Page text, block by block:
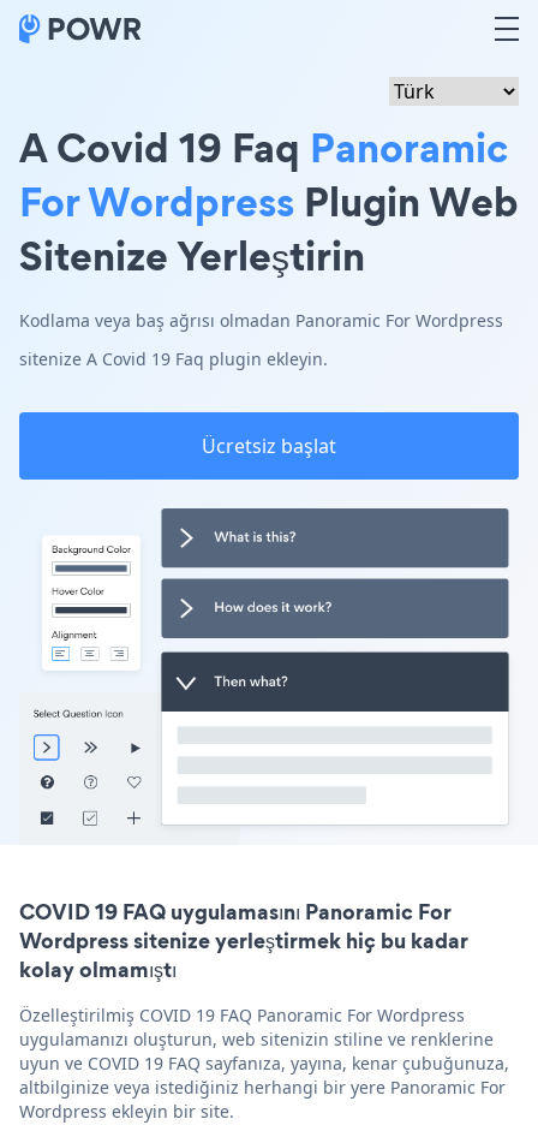
A Covid 19 Faq Panoramic
For Wordpress Plugin Web
Sitenize Yerleştirin
Kodlama veya baş ağrısı olmadan Panoramic For Wordpress
sitenize A Covid 19 Faq plugin ekleyin.
Ücretsiz başlat
COVID 19 FAQ uygulamasını Panoramic For
Wordpress sitenize yerleştirmek hiç bu kadar
kolay olmamıştı
Özelleştirilmiş COVID 19 FAQ Panoramic For Wordpress
uygulamanızı oluşturun, web sitenizin stiline ve renklerine
uyun ve COVID 19 FAQ sayfanıza, yayına, kenar çubuğunuza,
altbilginize veya istediğiniz herhangi bir yere Panoramic For
Wordpress ekleyin bir site.